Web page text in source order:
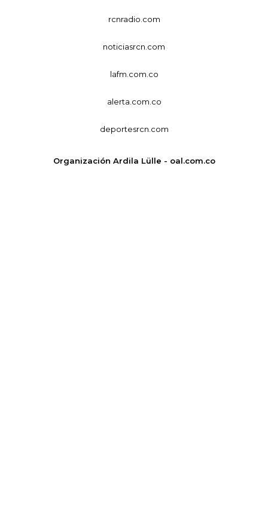
rcnradio.com
noticiasrcn.com
lafm.com.co
alerta.com.co
deportesrcn.com
Organización Ardila Lülle - oal.com.co